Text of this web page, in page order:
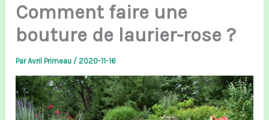
Comment faire une
bouture de laurier-rose ?
ParAvril Primeau /2020-11-16